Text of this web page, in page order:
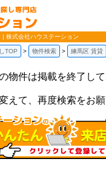
/mobile_img/
株式会社ハウステーション
TOP 物件検索 練馬区 賃貸
物件は掲載を終了して
えて、再度検索をお願